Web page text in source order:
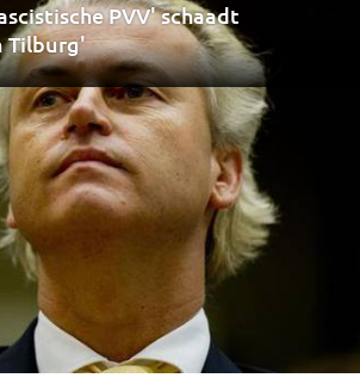
PVV' schaadt
Tilburg'